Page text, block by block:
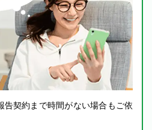
告契約まで時間がない場合もご依